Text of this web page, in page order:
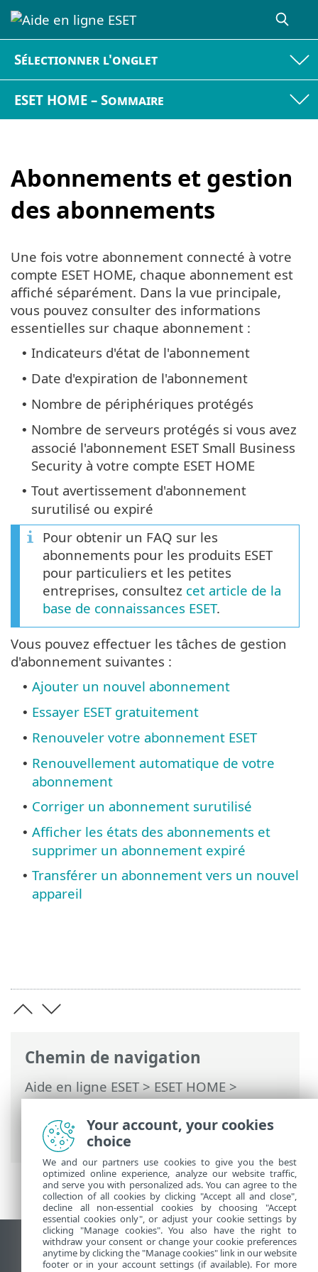
Sélectionner l'onglet
ESET HOME – Sommaire
Abonnements et gestion
des abonnements
Chemin de navigation
Aide en ligne ESET>ESET HOME>
Travailler avec ESET HOME>
Abonnements et gestion des
abonnements
Une fois votre abonnement connecté à votre
compte ESET HOME, chaque abonnement est
affiché séparément. Dans la vue principale,
vous pouvez consulter des informations
essentielles sur chaque abonnement :
• Indicateurs d'état de l'abonnement
• Date d'expiration de l'abonnement
• Nombre de périphériques protégés
• Nombre de serveurs protégés si vous avez
associé l'abonnement ESET Small Business
Security à votre compte ESET HOME
• Tout avertissement d'abonnement
surutilisé ou expiré
Pour obtenir un FAQ sur les
abonnements pour les produits ESET
pour particuliers et les petites
entreprises, consultez cet article de la
base de connaissances ESET.
Vous pouvez effectuer les tâches de gestion
d'abonnement suivantes :
• Ajouter un nouvel abonnement
• Essayer ESET gratuitement
• Renouveler votre abonnement ESET
• Renouvellement automatique de votre
abonnement
• Corriger un abonnement surutilisé
• Afficher les états des abonnements et
supprimer un abonnement expiré
• Transférer un abonnement vers un nouvel
appareil
Afficher le site des postes de travail
End of Life
Your account, your cookies
choice
We and our partners use cookies to give you the best
optimized online experience, analyze our website traffic,
and serve you with personalized ads. You can agree to the
collection of all cookies by clicking "Accept all and close",
decline all non-essential cookies by choosing "Accept
essential cookies only", or adjust your cookie settings by
clicking "Manage cookies". You also have the right to
withdraw your consent or change your cookie preferences
anytime by clicking the "Manage cookies" link in our website
footer or in your account settings (if available). For more